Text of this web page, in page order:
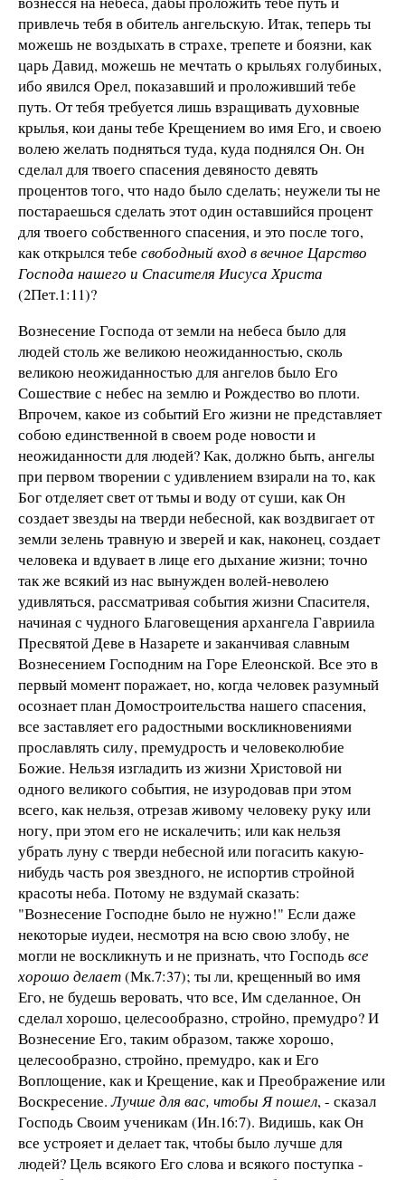
привлечь тебя в обитель ангельскую. Итак, теперь ты
можешь не воздыхать в страхе, трепете и боязни, как
царь Давид, можешь не мечтать о крыльях голубиных,
ибо явился Орел, показавший и проложивший тебе
путь. От тебя требуется лишь взращивать духовные
крылья, кои даны тебе Крещением во имя Его, и своею
волею желать подняться туда, куда поднялся Он. Он
сделал для твоего спасения девяносто девять
процентов того, что надо было сделать; неужели ты не
постараешься сделать этот один оставшийся процент
для твоего собственного спасения, и это после того,
как открылся тебе свободный вход в вечное Царство
Господа нашего и Спасителя Иисуса Христа
(2Пет.1:11)?
Вознесение Господа от земли на небеса было для
людей столь же великою неожиданностью, сколь
великою неожиданностью для ангелов было Его
Сошествие с небес на землю и Рождество во плоти.
Впрочем, какое из событий Его жизни не представляет
собою единственной в своем роде новости и
неожиданности для людей? Как, должно быть, ангелы
при первом творении с удивлением взирали на то, как
Бог отделяет свет от тьмы и воду от суши, как Он
создает звезды на тверди небесной, как воздвигает от
земли зелень травную и зверей и как, наконец, создает
человека и вдувает в лице его дыхание жизни; точно
так же всякий из нас вынужден волей-неволею
удивляться, рассматривая события жизни Спасителя,
начиная с чудного Благовещения архангела Гавриила
Пресвятой Деве в Назарете и заканчивая славным
Вознесением Господним на Горе Елеонской. Все это в
первый момент поражает, но, когда человек разумный
осознает план Домостроительства нашего спасения,
все заставляет его радостными воскликновениями
прославлять силу, премудрость и человеколюбие
Божие. Нельзя изгладить из жизни Христовой ни
одного великого события, не изуродовав при этом
всего, как нельзя, отрезав живому человеку руку или
ногу, при этом его не искалечить; или как нельзя
убрать луну с тверди небесной или погасить какую-
нибудь часть роя звездного, не испортив стройной
красоты неба. Потому не вздумай сказать:
"Вознесение Господне было не нужно!" Если даже
некоторые иудеи, несмотря на всю свою злобу, не
могли не воскликнуть и не признать, что Господьвсе
хорошо делает(Мк.7:37); ты ли, крещенный во имя
Его, не будешь веровать, что все, Им сделанное, Он
сделал хорошо, целесообразно, стройно, премудро? И
Вознесение Его, таким образом, также хорошо,
целесообразно, стройно, премудро, как и Его
Воплощение, как и Крещение, как и Преображение или
Воскресение.Лучше для вас, чтобы Я пошел, - сказал
Господь Своим ученикам (Ин.16:7). Видишь, как Он
все устрояет и делает так, чтобы было лучше для
людей? Цель всякого Его слова и всякого поступка -